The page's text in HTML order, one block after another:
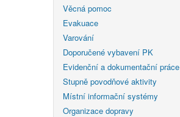
Věcná pomoc
Evakuace
Varování
Doporučené vybavení PK
Evidenční a dokumentační práce
Stupně povodňové aktivity
Místní informační systémy
Organizace dopravy